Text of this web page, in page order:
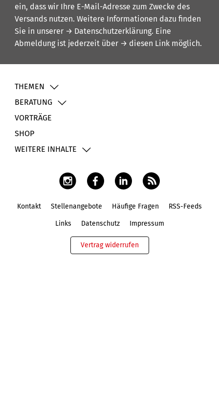
ein, dass wir Ihre E-Mail-Adresse zum Zwecke des
Versands nutzen. Weitere Informationen dazu finden
Sie in unserer → Datenschutzerklärung. Eine
Abmeldung ist jederzeit über → diesen Link möglich.
THEMEN
BERATUNG
VORTRÄGE
SHOP
WEITERE INHALTE
Kontakt Stellenangebote Häufige Fragen RSS-Feeds
Links Datenschutz Impressum
Vertrag widerrufen